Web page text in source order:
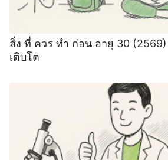
สิ่ง ที่ ควร ทํา ก่อน อายุ 30
เติบโต